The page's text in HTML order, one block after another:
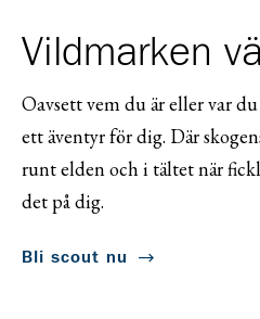
Vildmarken
Oavsett vem du är eller var
ett äventyr för dig. Där
runt elden och i tältet när
det på dig.
Bli scout nu